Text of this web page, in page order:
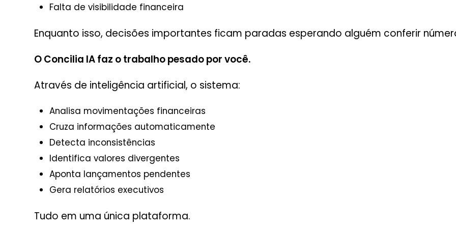
Falta de visibilidade financeira
Enquanto isso, decisões importantes ficam paradas esperando alguém conferir
O Concilia IA faz o trabalho pesado por você.
Através de inteligência artificial, o sistema:
Analisa movimentações financeiras
Cruza informações automaticamente
Detecta inconsistências
Identifica valores divergentes
Aponta lançamentos pendentes
Gera relatórios executivos
Tudo em uma única plataforma.